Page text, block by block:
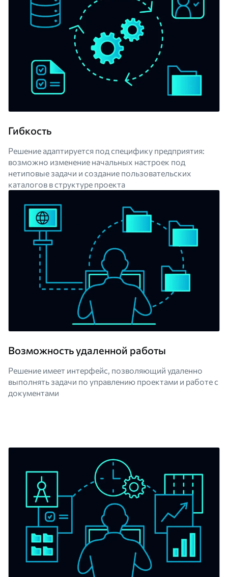
Гибкость
Решение адаптируется под специфику предприятия:
возможно изменение начальных настроек под
нетиповые задачи и создание пользовательских
каталогов в структуре проекта
Возможность удаленной работы
Решение имеет интерфейс, позволяющий удаленно
выполнять задачи по управлению проектами и работе с
документами